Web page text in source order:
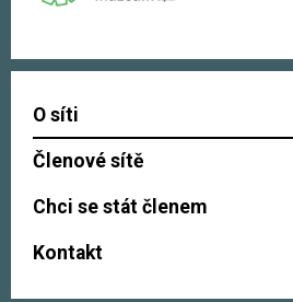
O síti
Členové sítě
Chci se stát členem
Kontakt